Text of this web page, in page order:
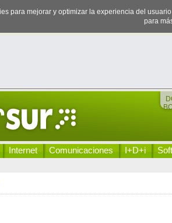
para mejorar y optimizar la experiencia del
para
Internet Comunicaciones I+D+i